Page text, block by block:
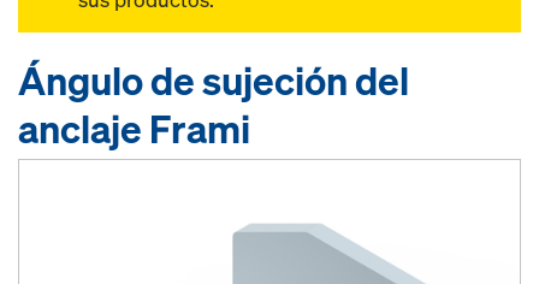
Ángulo de sujeción del
anclaje Frami